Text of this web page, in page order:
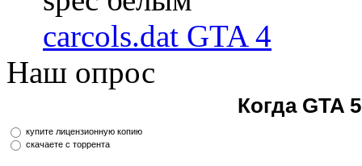
carcols.dat GTA 4
Наш опрос
Когда GTA
купите лицензионную копию
скачаете с торрента